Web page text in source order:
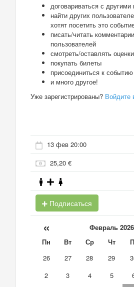
договариваться с
найти других
хотят посетить это
писать/читать
пользователей
смотреть/оставлять оценки
покупать билеты
присоединиться к событию
и много другое!
Уже зарегистрированы? Войдите
13 фев 20:00
25,20 €
Подписаться
« Февраль 2026
Пн Вт Ср Чт
26
27 28 29
2
3 4 5